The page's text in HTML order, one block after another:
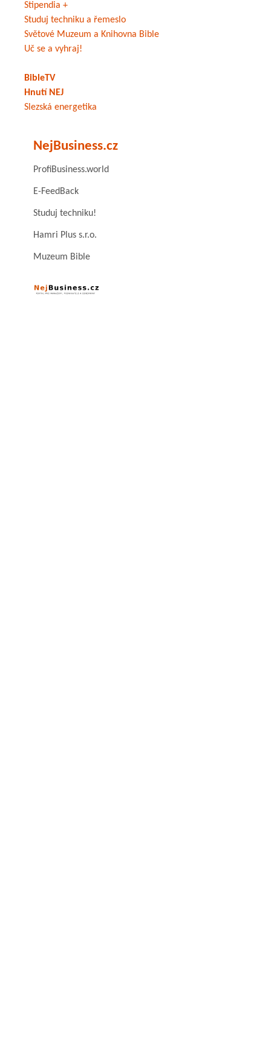
Stipendia +
Studuj techniku a řemeslo
Světové Muzeum a Knihovna Bible
Uč se a vyhraj!
BibleTV
Hnutí NEJ
Slezská energetika
NejBusiness.cz
ProfiBusiness.world
E-FeedBack
Studuj techniku!
Hamri Plus s.r.o.
Muzeum Bible